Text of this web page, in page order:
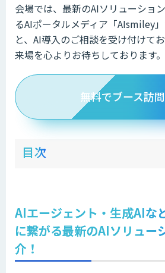
会場では、最新のAIソリューショ
るAIポータルメディア「AIsmiley
と、AI導入のご相談を受け付けて
来場を心よりお待ちしております。
無料でブース訪
目次
AIエージェント・生成AIな
に繋がる最新のAIソリュー
介！